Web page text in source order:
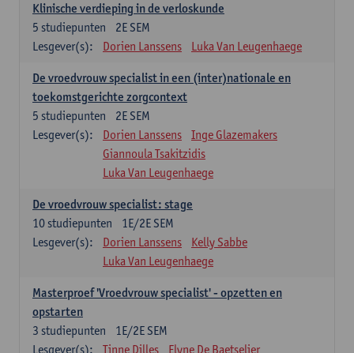
Klinische verdieping in de verloskunde
2E SEM
5 studiepunten
Lesgever(s):
Dorien Lanssens Luka Van Leugenhaege
De vroedvrouw specialist in een (inter)nationale en
toekomstgerichte zorgcontext
2E SEM
5 studiepunten
Lesgever(s):
Dorien Lanssens
Inge Glazemakers
Giannoula Tsakitzidis
Luka Van Leugenhaege
De vroedvrouw specialist: stage
1E/2E SEM
10studiepunten
Lesgever(s):
Dorien Lanssens
Kelly Sabbe
Luka Van Leugenhaege
Masterproef 'Vroedvrouw specialist' - opzetten en
opstarten
1E/2E SEM
3 studiepunten
Lesgever(s):
Tinne Dilles Elyne De Baetselier